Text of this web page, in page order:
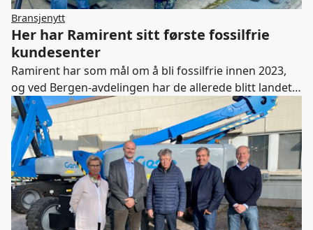
Bransjenytt
Her har Ramirent sitt første fossilfrie
kundesenter
Ramirent har som mål om å bli fossilfrie innen 2023,
og ved Bergen-avdelingen har de allerede blitt landets
første fossilfrie kundesenter. Resten av Region Vest
skal være fossilfrie i løpet av året.